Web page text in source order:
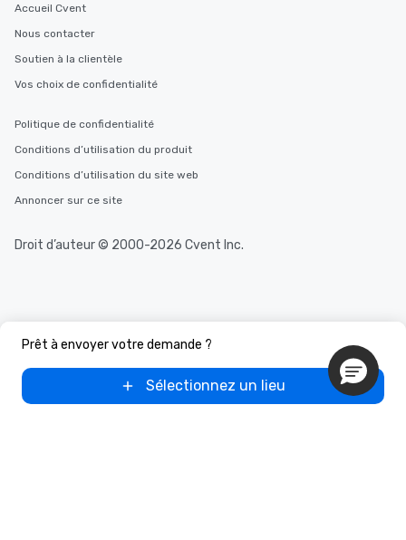
incentives.
Prêt à envoyer votre demande ?
Sélectionnez un lieu
Accueil Cvent
Nous contacter
Soutien à la clientèle
Vos choix de confidentialité
Politique de confidentialité
Conditions d’utilisation du produit
Conditions d’utilisation du site web
Annoncer sur ce site
Droit d’auteur © 2000-2026 Cvent Inc.